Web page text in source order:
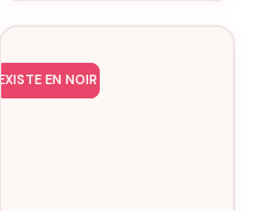
EXISTE EN NOIR